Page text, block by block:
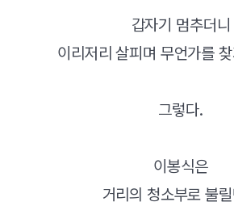
갑자기 멈추더니
이리저리 살피며 무언가를
그렇다.
이봉식은
거리의 청소부로 불